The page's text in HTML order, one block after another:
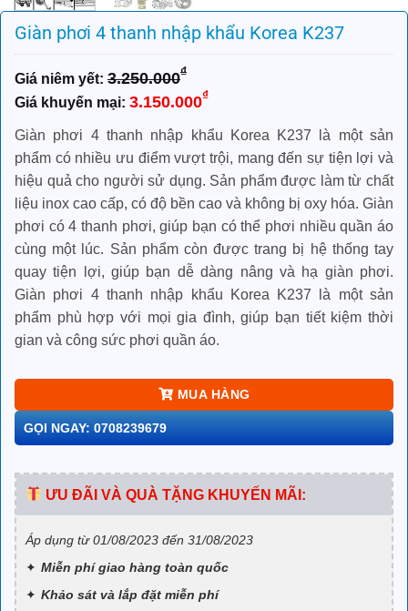
Giàn phơi 4 thanh nhập khẩu Korea K237
3.250.000₫
Giá
gốc
là:
3.250.000₫.
3.150.000₫Giá
tại
là:
3.150.000₫.
Giàn phơi 4 thanh nhập khẩu Korea K237 là một sản
phẩm có nhiều ưu điểm vượt trội, mang đến sự tiện lợi và
hiệu quả cho người sử dụng. Sản phẩm được làm từ chất
liệu inox cao cấp, có độ bền cao và không bị oxy hóa. Giàn
phơi có 4 thanh phơi, giúp bạn có thể phơi nhiều quần áo
cùng một lúc. Sản phẩm còn được trang bị hệ thống tay
quay tiện lợi, giúp bạn dễ dàng nâng và hạ giàn phơi.
Giàn phơi 4 thanh nhập khẩu Korea K237 là một sản
phẩm phù hợp với mọi gia đình, giúp bạn tiết kiệm thời
gian và công sức phơi quần áo.
MUA HÀNG
GỌI NGAY: 0708239679
ƯU ĐÃI VÀ QUÀ TẶNG KHUYẾN MÃI:
Áp dụng từ 01/08/2023 đến 31/08/2023
Miễn phí giao hàng toàn quốc
Khảo sát và lắp đặt miễn phí